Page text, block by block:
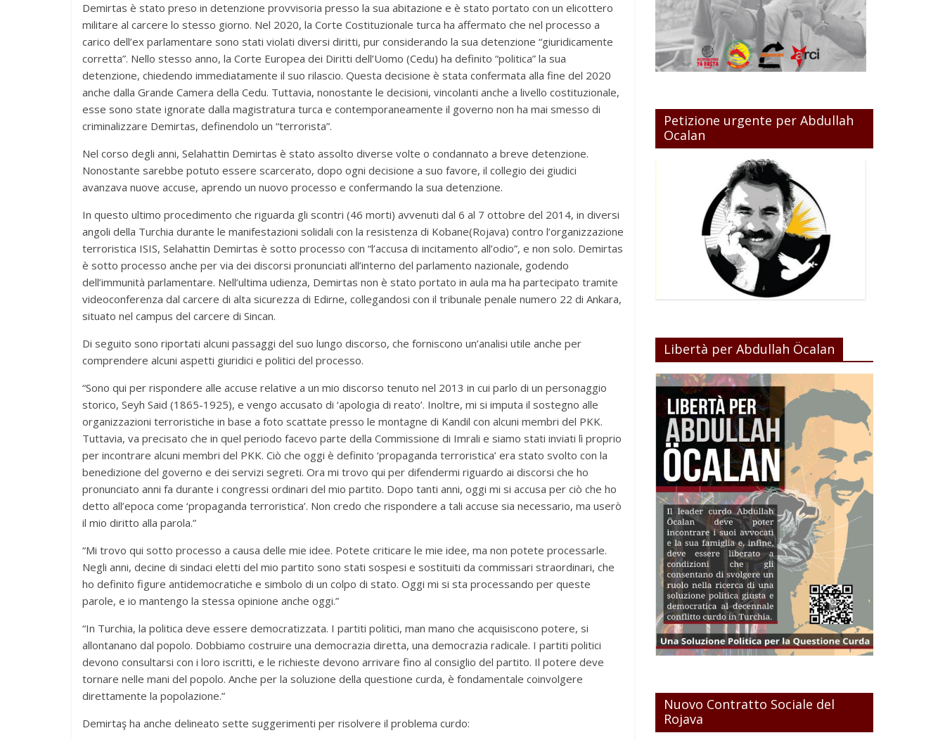
Demirtas è stato preso in detenzione provvisoria presso la sua abitazione e è stato portato con un elicottero
militare al carcere lo stesso giorno. Nel 2020, la Corte Costituzionale turca ha affermato che nel processo a
carico dell’ex parlamentare sono stati violati diversi diritti, pur considerando la sua detenzione “giuridicamente
corretta”. Nello stesso anno, la Corte Europea dei Diritti dell’Uomo (Cedu) ha definito “politica” la sua
detenzione, chiedendo immediatamente il suo rilascio. Questa decisione è stata confermata alla fine del 2020
anche dalla Grande Camera della Cedu. Tuttavia, nonostante le decisioni, vincolanti anche a livello costituzionale,
esse sono state ignorate dalla magistratura turca e contemporaneamente il governo non ha mai smesso di
criminalizzare Demirtas, definendolo un “terrorista”.
Nel corso degli anni, Selahattin Demirtas è stato assolto diverse volte o condannato a breve detenzione.
Nonostante sarebbe potuto essere scarcerato, dopo ogni decisione a suo favore, il collegio dei giudici
avanzava nuove accuse, aprendo un nuovo processo e confermando la sua detenzione.
In questo ultimo procedimento che riguarda gli scontri (46 morti) avvenuti dal 6 al 7 ottobre del 2014, in diversi
angoli della Turchia durante le manifestazioni solidali con la resistenza di Kobane(Rojava) contro l’organizzazione
terroristica ISIS, Selahattin Demirtas è sotto processo con “l’accusa di incitamento all’odio”, e non solo. Demirtas
è sotto processo anche per via dei discorsi pronunciati all’interno del parlamento nazionale, godendo
dell’immunità parlamentare. Nell’ultima udienza, Demirtas non è stato portato in aula ma ha partecipato tramite
videoconferenza dal carcere di alta sicurezza di Edirne, collegandosi con il tribunale penale numero 22 di Ankara,
situato nel campus del carcere di Sincan.
Di seguito sono riportati alcuni passaggi del suo lungo discorso, che forniscono un’analisi utile anche per
comprendere alcuni aspetti giuridici e politici del processo.
“Sono qui per rispondere alle accuse relative a un mio discorso tenuto nel 2013 in cui parlo di un personaggio
storico, Seyh Said (1865-1925), e vengo accusato di ‘apologia di reato’. Inoltre, mi si imputa il sostegno alle
organizzazioni terroristiche in base a foto scattate presso le montagne di Kandil con alcuni membri del PKK.
Tuttavia, va precisato che in quel periodo facevo parte della Commissione di Imrali e siamo stati inviati lì proprio
per incontrare alcuni membri del PKK. Ciò che oggi è definito ‘propaganda terroristica’ era stato svolto con la
benedizione del governo e dei servizi segreti. Ora mi trovo qui per difendermi riguardo ai discorsi che ho
pronunciato anni fa durante i congressi ordinari del mio partito. Dopo tanti anni, oggi mi si accusa per ciò che ho
detto all’epoca come ‘propaganda terroristica’. Non credo che rispondere a tali accuse sia necessario, ma userò
il mio diritto alla parola.”
“Mi trovo qui sotto processo a causa delle mie idee. Potete criticare le mie idee, ma non potete processarle.
Negli anni, decine di sindaci eletti del mio partito sono stati sospesi e sostituiti da commissari straordinari, che
ho definito figure antidemocratiche e simbolo di un colpo di stato. Oggi mi si sta processando per queste
parole, e io mantengo la stessa opinione anche oggi.”
“In Turchia, la politica deve essere democratizzata. I partiti politici, man mano che acquisiscono potere, si
allontanano dal popolo. Dobbiamo costruire una democrazia diretta, una democrazia radicale. I partiti politici
devono consultarsi con i loro iscritti, e le richieste devono arrivare fino al consiglio del partito. Il potere deve
tornare nelle mani del popolo. Anche per la soluzione della questione curda, è fondamentale coinvolgere
direttamente la popolazione.”
Demirtaş ha anche delineato sette suggerimenti per risolvere il problema curdo:
Petizione urgente per Abdullah
Ocalan
Libertà per Abdullah Öcalan
Nuovo Contratto Sociale del
Rojava